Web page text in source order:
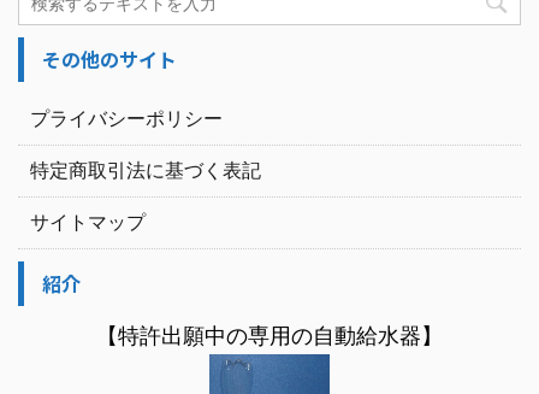
その他のサイト
プライバシーポリシー
特定商取引法に基づく表記
サイトマップ
紹介
【特許出願中の専用の自動給水器】